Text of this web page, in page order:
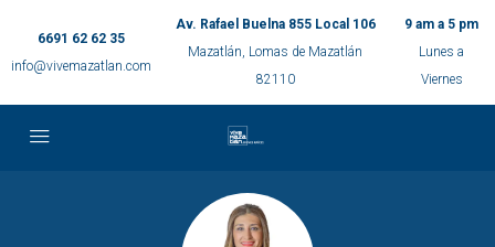
6691 62 62 35
info@vivemazatlan.com
Av. Rafael Buelna 855 Local 106
Mazatlán, Lomas de Mazatlán
82110
9 am a 5 pm
Lunes a
Viernes